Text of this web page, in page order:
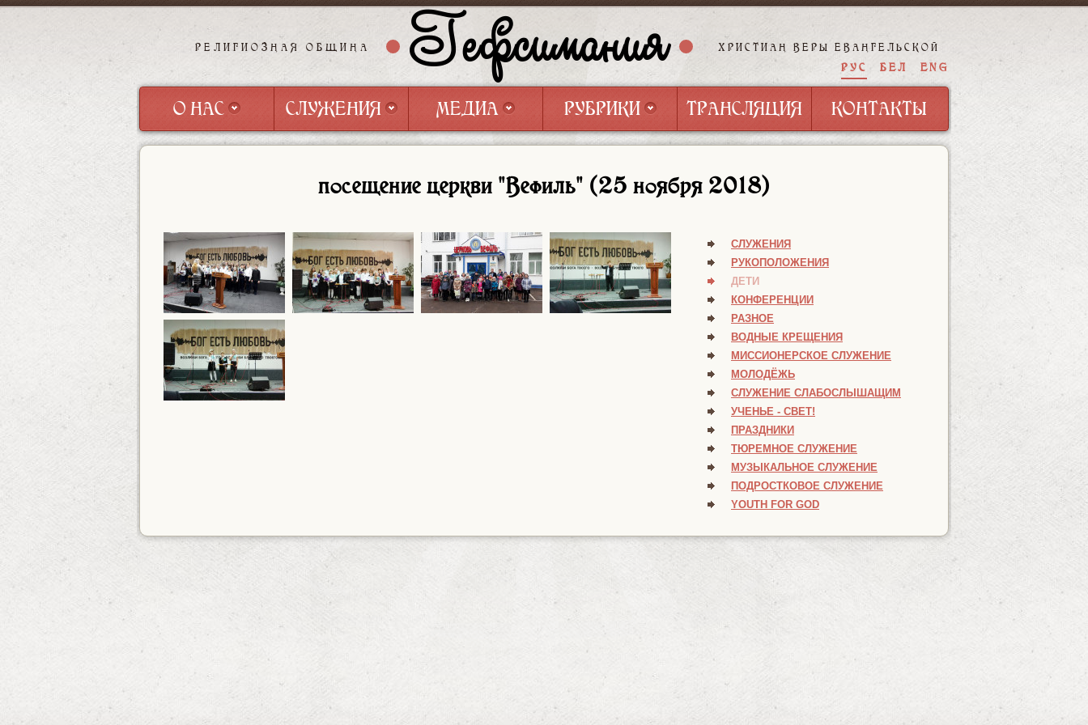
РЕЛИГИОЗНАЯ ОБЩИНА Гефсимания ХРИСТИАН ВЕРЫ ЕВАНГЕЛЬСКОЙ
РУС БЕЛ ENG
О НАС
СЛУЖЕНИЯ
СЛУЖЕНИЯ
МЕДИА
МЕДИА
РУБРИКИ
РУБРИКИ
ТРАНСЛЯЦИЯ
ТРАНСЛЯЦИЯ
КОНТАКТЫ
КОНТАКТЫ
посещение церкви "Вефиль" (25 ноября 2018)
СЛУЖЕНИЯ
РУКОПОЛОЖЕНИЯ
ДЕТИ
КОНФЕРЕНЦИИ
РАЗНОЕ
ВОДНЫЕ КРЕЩЕНИЯ
МИССИОНЕРСКОЕ СЛУЖЕНИЕ
МОЛОДЁЖЬ
СЛУЖЕНИЕ СЛАБОСЛЫШАЩИМ
УЧЕНЬЕ - СВЕТ!
ПРАЗДНИКИ
ТЮРЕМНОЕ СЛУЖЕНИЕ
МУЗЫКАЛЬНОЕ СЛУЖЕНИЕ
ПОДРОСТКОВОЕ СЛУЖЕНИЕ
YOUTH FOR GOD